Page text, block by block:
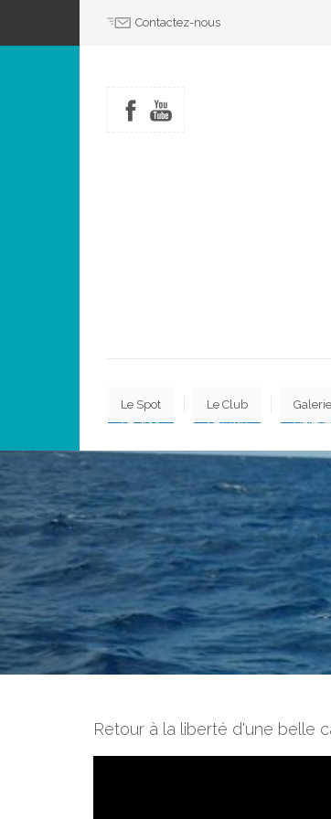
Contactez-nous
Le Spot Le Club Galerie
Retour à la liberté d'une belle